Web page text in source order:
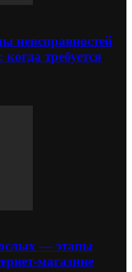
неисправностей
требуется
— этапы
магазине